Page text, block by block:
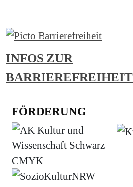
INFOS ZUR
BARRIEREFREIHEIT
FÖRDERUNG